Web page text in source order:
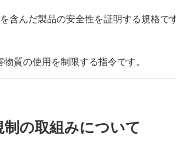
含んだ製品の安全性を証明する規格で
質の使用を制限する指令です。
の取組みについて